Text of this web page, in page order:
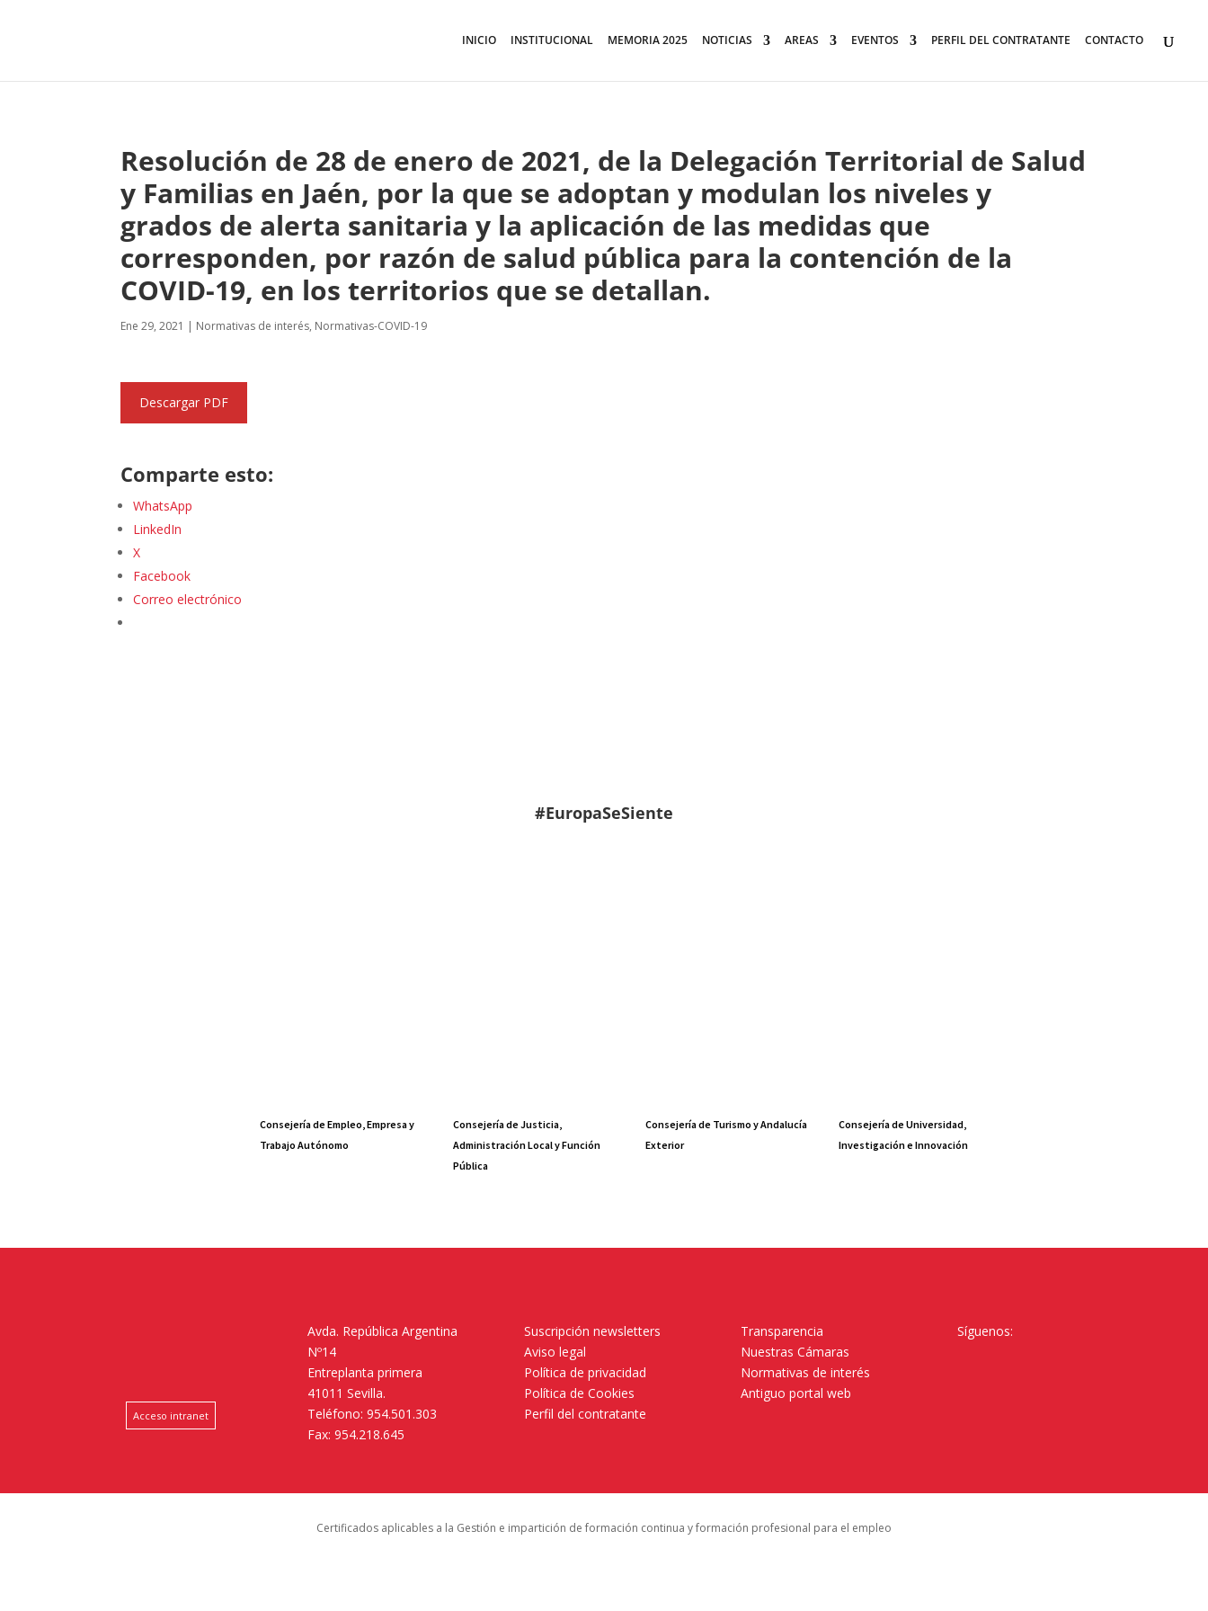
INICIO INSTITUCIONAL MEMORIA 2025 NOTICIAS AREAS EVENTOS PERFIL DEL CONTRATANTE CONTACTO
Resolución de 28 de enero de 2021, de la Delegación Territorial de Salud
y Familias en Jaén, por la que se adoptan y modulan los niveles y
grados de alerta sanitaria y la aplicación de las medidas que
corresponden, por razón de salud pública para la contención de la
COVID-19, en los territorios que se detallan.
Ene 29, 2021 | Normativas de interés, Normativas-COVID-19
Descargar PDF
Comparte esto:
WhatsApp
LinkedIn
X
Facebook
Correo electrónico
#EuropaSeSiente
Consejería de Empleo, Empresa y
Trabajo Autónomo
Consejería de Justicia,
Administración Local y Función
Pública
Consejería de Turismo y Andalucía
Exterior
Consejería de Universidad,
Investigación e Innovación
Acceso intranet
Avda. República Argentina
Nº14
Entreplanta primera
41011 Sevilla.
Teléfono: 954.501.303
Fax: 954.218.645
Suscripción newsletters
Aviso legal
Política de privacidad
Política de Cookies
Perfil del contratante
Transparencia
Nuestras Cámaras
Normativas de interés
Antiguo portal web
Síguenos:
Certificados aplicables a la Gestión e impartición de formación continua y formación profesional para el empleo